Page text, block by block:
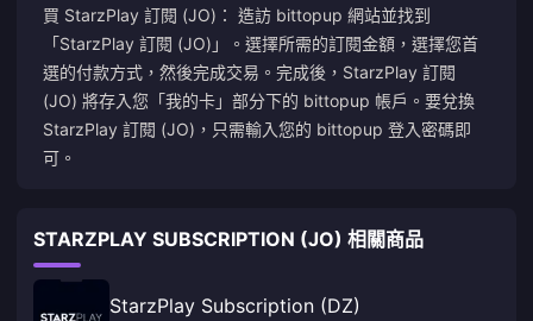
買 StarzPlay 訂閱 (JO)： 造訪 bittopup 網站並找到
「StarzPlay 訂閱 (JO)」。選擇所需的訂閱金額，選擇您首
選的付款方式，然後完成交易。完成後，StarzPlay 訂閱
(JO) 將存入您「我的卡」部分下的 bittopup 帳戶。要兌換
StarzPlay 訂閱 (JO)，只需輸入您的 bittopup 登入密碼即
可。
STARZPLAY SUBSCRIPTION (JO) 相關商品
StarzPlay Subscription (DZ)